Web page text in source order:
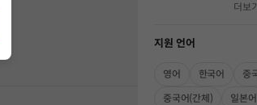
더보기
지원 언어
영어 한국어
중
중국어(간체)
일본어